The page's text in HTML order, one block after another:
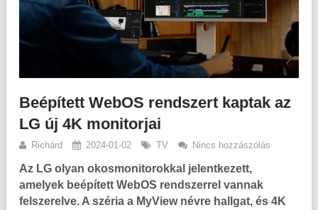
Beépített WebOS rendszert kaptak az
LG új 4K monitorjai
Richárd 2024-01-02 TV Nincs hozzászólás
Az LG olyan okosmonitorokkal jelentkezett,
amelyek beépített WebOS rendszerrel vannak
felszerelve. A széria a MyView névre hallgat, és 4K